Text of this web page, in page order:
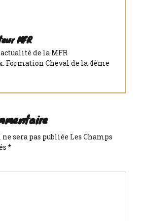
MFR
de la MFR
Formation Cheval de la 4ème
sera pas publiée Les Champs
*